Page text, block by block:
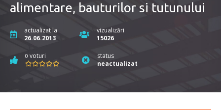
alimentare, bauturilor si tutunului
actualizat la
26.06.2013
vizualizări
15026
0 voturi
status
neactualizat